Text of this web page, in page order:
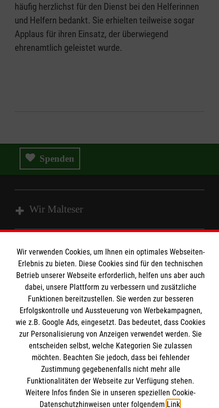
häufig herzlichst für den Dienst bei den Helferinnen
und Helfern bedankt. Sie erhielten teilweise sogar
Applaus für ihren Einsatz, der überwiegend
ehrenamtlich geleistet wurde.
Spenden
Wir Malteser
Angebote und Leistungen
Unsere Kurse
Mitarbeiten
Wir Malteser
Informationen
Kontakt
Pressestelle
Impressum
Datenschutz
Malteser online
Malteser Jugend
Malteser International
Sharepoint
Spendenkonto
Empfänger: Malteser Hilfsdienst e.V.
Wir verwenden Cookies, um Ihnen ein optimales Webseiten-
Erlebnis zu bieten. Diese Cookies sind für den technischen
Betrieb unserer Webseite erforderlich, helfen uns aber auch
dabei, unsere Plattform zu verbessern und zusätzliche
Funktionen bereitzustellen. Sie werden zur besseren
Erfolgskontrolle und Aussteuerung von Werbekampagnen,
wie z.B. Google Ads, eingesetzt. Das bedeutet, dass Cookies
zur Personalisierung von Anzeigen verwendet werden. Sie
entscheiden selbst, welche Kategorien Sie zulassen
möchten. Beachten Sie jedoch, dass bei fehlender
Zustimmung gegebenenfalls nicht mehr alle
Funktionalitäten der Webseite zur Verfügung stehen.
Weitere Infos finden Sie in unseren speziellen Cookie-
Datenschutzhinweisen unter folgendem Link.